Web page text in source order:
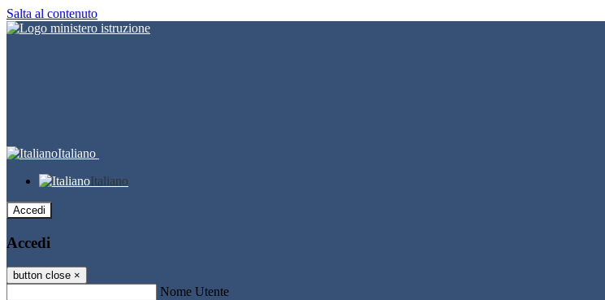
Salta al contenuto
Italiano
Italiano
Accedi
Accedi
button close ×
Nome Utente